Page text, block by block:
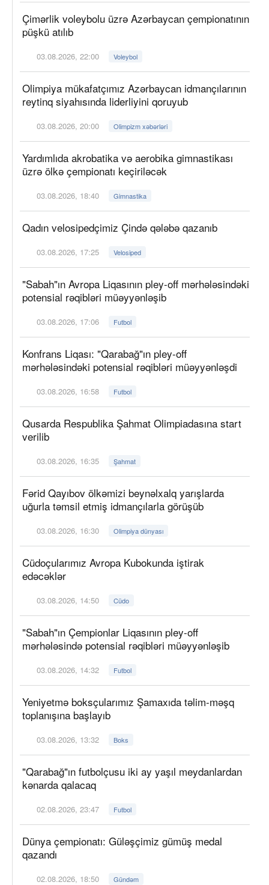
Çimərlik voleybolu üzrə Azərbaycan çempionatının
püşkü atılıb
03.08.2026, 22:00 Voleybol
Olimpiya mükafatçımız Azərbaycan idmançılarının
reytinq siyahısında liderliyini qoruyub
03.08.2026, 20:00 Olimpizm xəbərləri
Yardımlıda akrobatika və aerobika gimnastikası
üzrə ölkə çempionatı keçiriləcək
03.08.2026, 18:40 Gimnastika
Qadın velosipedçimiz Çində qələbə qazanıb
03.08.2026, 17:25 Velosiped
"Sabah"ın Avropa Liqasının pley-off mərhələsindəki
potensial rəqibləri müəyyənləşib
03.08.2026, 17:06 Futbol
Konfrans Liqası: "Qarabağ"ın pley-off
mərhələsindəki potensial rəqibləri müəyyənləşdi
03.08.2026, 16:58 Futbol
Qusarda Respublika Şahmat Olimpiadasına start
verilib
03.08.2026, 16:35 Şahmat
Fərid Qayıbov ölkəmizi beynəlxalq yarışlarda
uğurla təmsil etmiş idmançılarla görüşüb
03.08.2026, 16:30 Olimpiya dünyası
Cüdoçularımız Avropa Kubokunda iştirak
edəcəklər
03.08.2026, 14:50 Cüdo
"Sabah"ın Çempionlar Liqasının pley-off
mərhələsində potensial rəqibləri müəyyənləşib
03.08.2026, 14:32 Futbol
Yeniyetmə boksçularımız Şamaxıda təlim-məşq
toplanışına başlayıb
03.08.2026, 13:32 Boks
"Qarabağ"ın futbolçusu iki ay yaşıl meydanlardan
kənarda qalacaq
02.08.2026, 23:47 Futbol
Dünya çempionatı: Güləşçimiz gümüş medal
qazandı
02.08.2026, 18:50 Gündəm